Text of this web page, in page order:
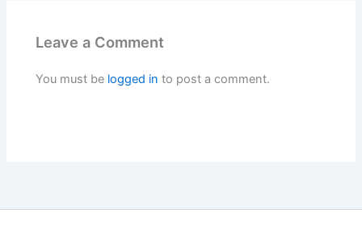
Leave a Comment
You must be logged in to post a comment.